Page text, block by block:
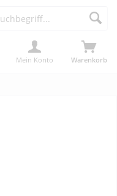
Warenkorb
Mein Konto